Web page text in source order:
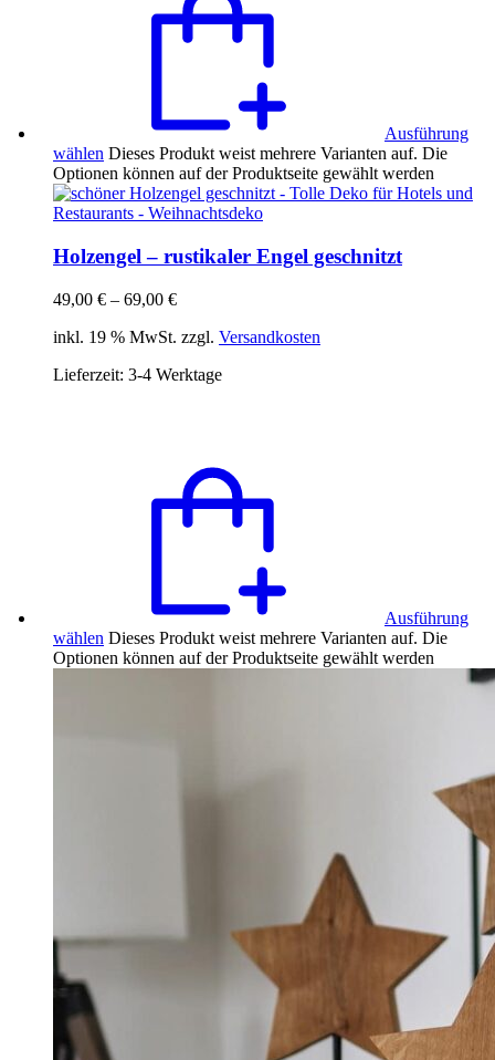
Ausführung
wählen Dieses Produkt weist mehrere Varianten auf. Die
Optionen können auf der Produktseite gewählt werden
Holzengel – rustikaler Engel geschnitzt
49,00 € – 69,00 €
inkl. 19 % MwSt. zzgl. Versandkosten
Lieferzeit: 3-4 Werktage
Ausführung
wählen Dieses Produkt weist mehrere Varianten auf. Die
Optionen können auf der Produktseite gewählt werden